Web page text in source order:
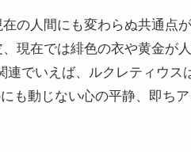
の人間にも変わらぬ共通点
現在では緋色の衣や黄金が
連でいえば、ルクレティウ
も動じない心の平静、即ち